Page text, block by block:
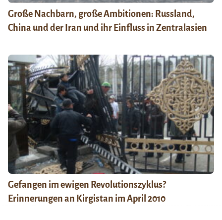
Große Nachbarn, große Ambitionen: Russland,
China und der Iran und ihr Einfluss in Zentralasien
Gefangen im ewigen Revolutionszyklus?
Erinnerungen an Kirgistan im April 2010